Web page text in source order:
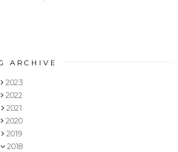
ARCHIVE
2023
2022
2021
2020
2019
2018